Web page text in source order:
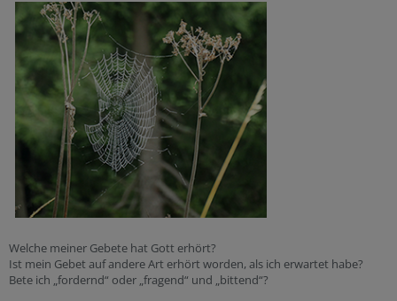
Welche meiner Gebete hat Gott erhört?
Ist mein Gebet auf andere Art erhört worden, als ich erwartet habe?
Bete ich „fordernd“ oder „fragend“ und „bittend“?